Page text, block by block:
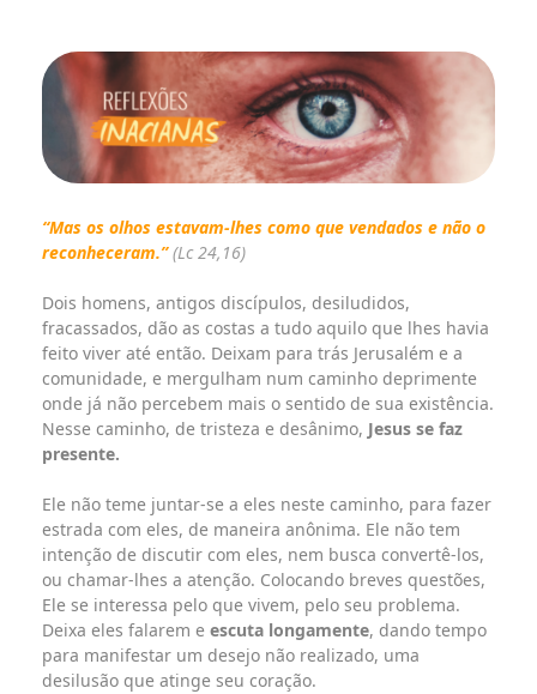
“Mas os olhos estavam-lhes como que vendados e não o
reconheceram.” (Lc 24,16)
Dois homens, antigos discípulos, desiludidos,
fracassados, dão as costas a tudo aquilo que lhes havia
feito viver até então. Deixam para trás Jerusalém e a
comunidade, e mergulham num caminho deprimente
onde já não percebem mais o sentido de sua existência.
Nesse caminho, de tristeza e desânimo, Jesus se faz
presente.
Ele não teme juntar-se a eles neste caminho, para fazer
estrada com eles, de maneira anônima. Ele não tem
intenção de discutir com eles, nem busca convertê-los,
ou chamar-lhes a atenção. Colocando breves questões,
Ele se interessa pelo que vivem, pelo seu problema.
Deixa eles falarem e escuta longamente, dando tempo
para manifestar um desejo não realizado, uma
desilusão que atinge seu coração.